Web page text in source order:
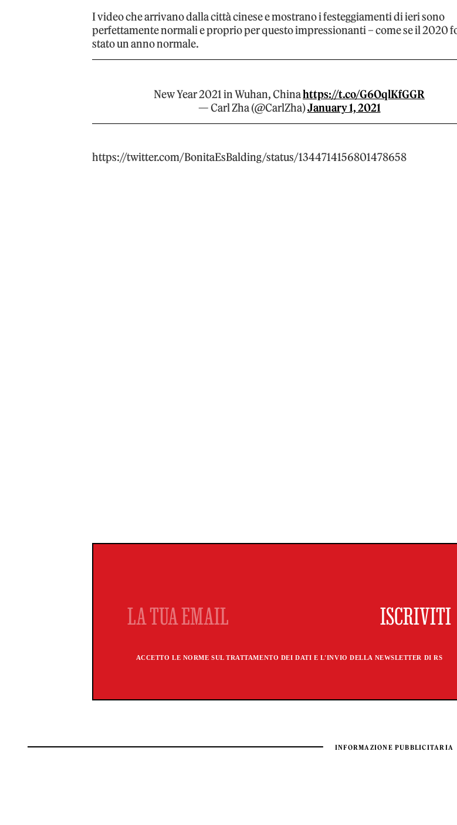
I video che arrivano dalla città cinese e mostrano i festeggiamenti di ieri sono
perfettamente normali e proprio per questo impressionanti – come se il 2020
stato un anno normale.
New Year 2021 in Wuhan, Chinahttps://t.co/G6OqlKfGGR
— Carl Zha (@CarlZha)January 1, 2021
https://twitter.com/BonitaEsBalding/status/1344714156801478658
ACCETTO LE NORME SUL TRATTAMENTO DEI DATI E L'INVIO DELLA NEWSLETTER DI RS